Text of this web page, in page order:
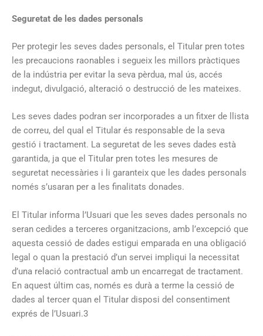
Seguretat de les dades personals
Per protegir les seves dades personals, el Titular pren totes
les precaucions raonables i segueix les millors pràctiques
de la indústria per evitar la seva pèrdua, mal ús, accés
indegut, divulgació, alteració o destrucció de les mateixes.
Les seves dades podran ser incorporades a un fitxer de llista
de correu, del qual el Titular és responsable de la seva
gestió i tractament. La seguretat de les seves dades està
garantida, ja que el Titular pren totes les mesures de
seguretat necessàries i li garanteix que les dades personals
només s’usaran per a les finalitats donades.
El Titular informa l’Usuari que les seves dades personals no
seran cedides a terceres organitzacions, amb l’excepció que
aquesta cessió de dades estigui emparada en una obligació
legal o quan la prestació d’un servei impliqui la necessitat
d’una relació contractual amb un encarregat de tractament.
En aquest últim cas, només es durà a terme la cessió de
dades al tercer quan el Titular disposi del consentiment
exprés de l’Usuari.3